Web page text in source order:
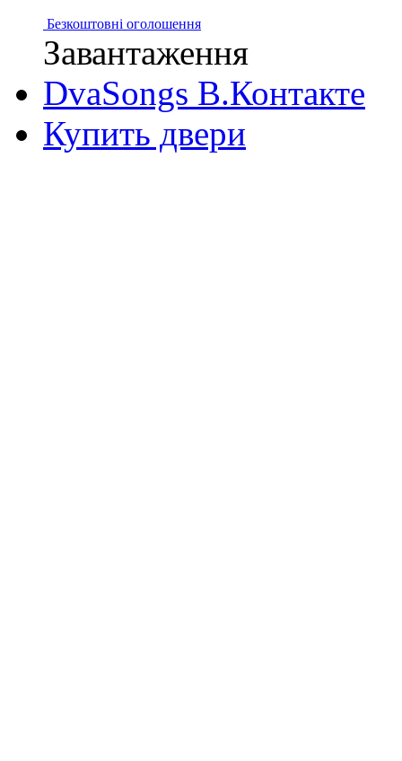
Безкоштовні оголошення
Завантаження
DvaSongs В.Контакте
Купить двери